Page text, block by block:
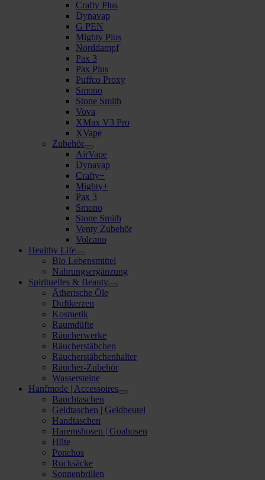
Crafty Plus
Dynavap
G PEN
Mighty Plus
Norddampf
Pax 3
Pax Plus
Puffco Proxy
Smono
Stone Smith
Vova
XMax V3 Pro
XVape
Zubehör
AirVape
Dynavap
Crafty+
Mighty+
Pax 3
Smono
Stone Smith
Venty Zubehör
Volcano
Healthy Life
Bio Lebensmittel
Nahrungsergänzung
Spirituelles & Beauty
Ätherische Öle
Duftkerzen
Kosmetik
Raumdüfte
Räucherwerke
Räucherstäbchen
Räucherstäbchenhalter
Räucher-Zubehör
Wassersteine
Hanfmode | Accessoires
Bauchtaschen
Geldtaschen | Geldbeutel
Handtaschen
Haremshosen | Goahosen
Hüte
Ponchos
Rucksäcke
Sonnenbrillen